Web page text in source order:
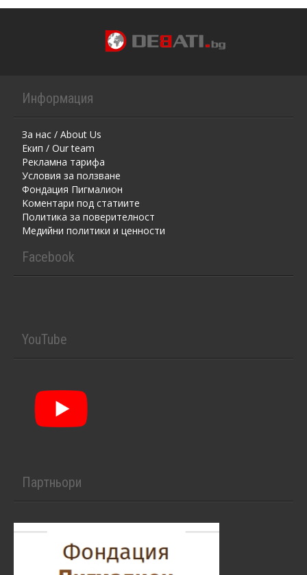
Информация
За нас / About Us
Екип / Our team
Рекламна тарифа
Условия за ползване
Фондация Пигмалион
Kоментaри под статиите
Политика за поверителност
Медийни политики и ценности
Facebook
YouTube
Партньори